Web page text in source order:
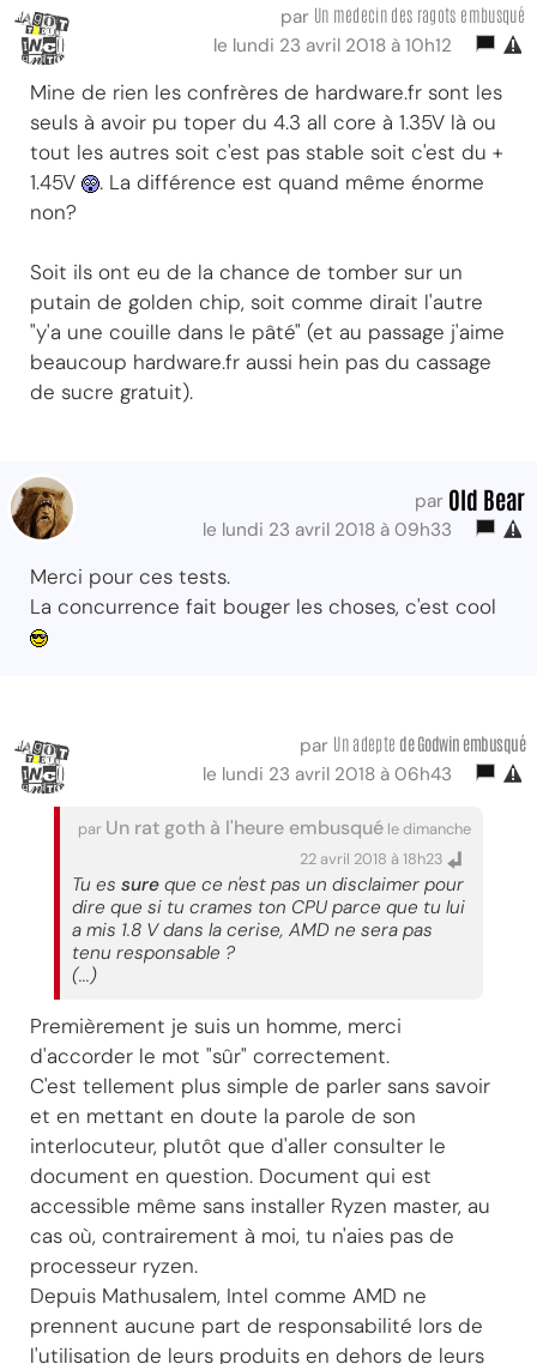
par Un medecin des ragots embusqué
le lundi 23 avril 2018 à 10h12
Mine de rien les confrères de hardware.fr sont les
seuls à avoir pu toper du 4.3 all core à 1.35V là ou
tout les autres soit c'est pas stable soit c'est du +
1.45V
. La différence est quand même énorme
non?
Soit ils ont eu de la chance de tomber sur un
putain de golden chip, soit comme dirait l'autre
"y'a une couille dans le pâté" (et au passage j'aime
beaucoup hardware.fr aussi hein pas du cassage
de sucre gratuit).
par Old Bear
le lundi 23 avril 2018 à 09h33
Merci pour ces tests.
La concurrence fait bouger les choses, c'est cool
par Un adepte de Godwin embusqué
le lundi 23 avril 2018 à 06h43
par Un rat goth à l'heure embusqué le dimanche
22 avril 2018 à 18h23
Tu es sure que ce n'est pas un disclaimer pour
dire que si tu crames ton CPU parce que tu lui
a mis 1.8 V dans la cerise, AMD ne sera pas
tenu responsable ?
(...)
Premièrement je suis un homme, merci
d'accorder le mot "sûr" correctement.
C'est tellement plus simple de parler sans savoir
et en mettant en doute la parole de son
interlocuteur, plutôt que d'aller consulter le
document en question. Document qui est
accessible même sans installer Ryzen master, au
cas où, contrairement à moi, tu n'aies pas de
processeur ryzen.
Depuis Mathusalem, Intel comme AMD ne
prennent aucune part de responsabilité lors de
l'utilisation de leurs produits en dehors de leurs